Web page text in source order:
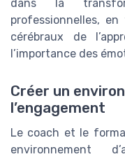
dans la
professionnelles,
cérébraux de
l’importance des
Créer un
l’engagement
Le coach et le
environnement